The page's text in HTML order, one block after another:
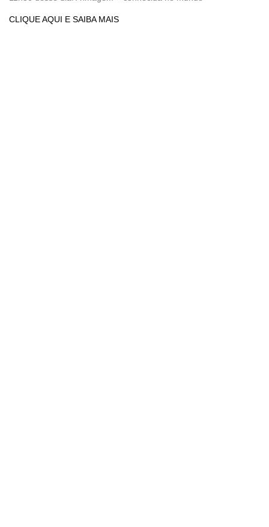
CLIQUE AQUI E SAIBA MAIS